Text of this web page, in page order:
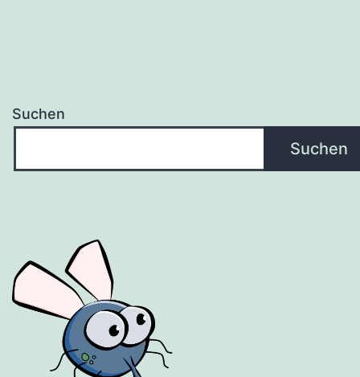
Suchen
Suchen